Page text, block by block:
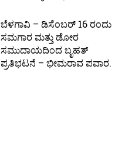
ಬೆಳಗಾವಿ – ಡಿಸೆಂಬರ್ 16 ರಂದು
ಸಮಗಾರ ಮತ್ತು ಡೋರ
ಸಮುದಾಯದಿಂದ ಬೃಹತ್
ಪ್ರತಿಭಟನೆ – ಭೀಮರಾವ ಪವಾರ.